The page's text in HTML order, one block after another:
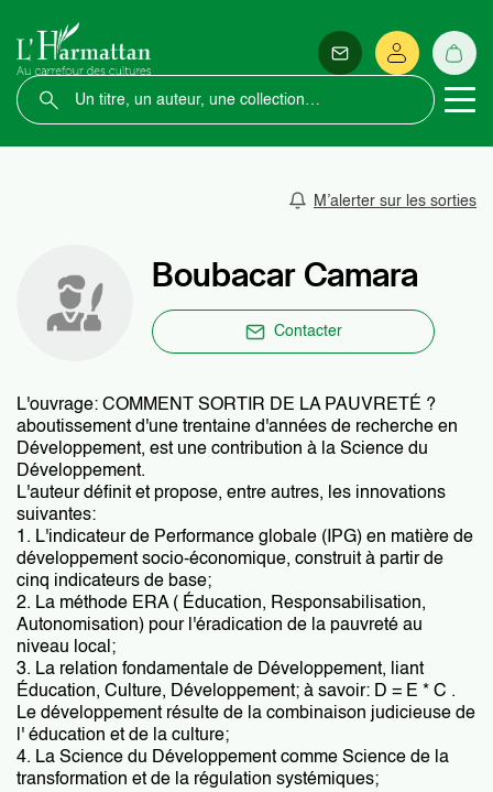
M’alerter sur les sorties
Boubacar Camara
Contacter
L'ouvrage: COMMENT SORTIR DE LA PAUVRETÉ ?
aboutissement d'une trentaine d'années de recherche en
Développement, est une contribution à la Science du
Développement.
L'auteur définit et propose, entre autres, les innovations
suivantes:
1. L'indicateur de Performance globale (IPG) en matière de
développement socio-économique, construit à partir de
cinq indicateurs de base;
2. La méthode ERA ( Éducation, Responsabilisation,
Autonomisation) pour l'éradication de la pauvreté au
niveau local;
3. La relation fondamentale de Développement, liant
Éducation, Culture, Développement; à savoir: D = E * C .
Le développement résulte de la combinaison judicieuse de
l' éducation et de la culture;
4. La Science du Développement comme Science de la
transformation et de la régulation systémiques;